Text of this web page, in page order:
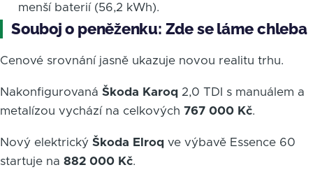
menší baterií (56,2 kWh).
Souboj o peněženku: Zde se láme chleba
Cenové srovnání jasně ukazuje novou realitu trhu.
Nakonfigurovaná Škoda Karoq 2,0 TDI s manuálem a
metalízou vychází na celkových 767 000 Kč.
Nový elektrický Škoda Elroq ve výbavě Essence 60
startuje na 882 000 Kč.